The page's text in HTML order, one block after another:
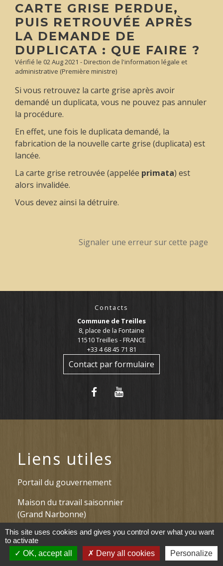
CARTE GRISE PERDUE,
PUIS RETROUVÉE APRÈS
LA DEMANDE DE
DUPLICATA : QUE FAIRE ?
Vérifié le 02 Aug 2021 - Direction de l'information légale et
administrative (Première ministre)
Si vous retrouvez la carte grise après avoir
demandé un duplicata, vous ne pouvez pas annuler
la procédure.
En effet, une fois le duplicata demandé, la
fabrication de la nouvelle carte grise (duplicata) est
lancée.
La carte grise retrouvée (appelée primata) est
alors invalidée.
Vous devez ainsi la détruire.
Signaler une erreur sur cette page
Contacts
Commune de Treilles
8, place de la Fontaine
11510 Treilles - FRANCE
+33 4 68 45 71 81
Contact par formulaire
Liens utiles
Portail du gouvernement
Maison du travail saisonnier
(Grand Narbonne)
Région Occitanie
Délibérations et arrêtés (Grand
This site uses cookies and gives you control over what you want
to activate
OK, accept all
Deny all cookies Personalize